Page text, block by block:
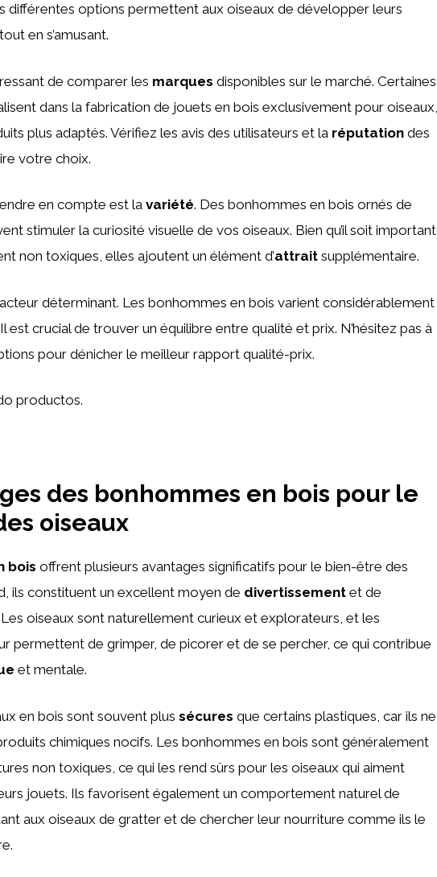
différentes options permettent aux oiseaux de développer leurs
tout en s’amusant.
de comparer les marques disponibles sur le marché. Certaines
dans la fabrication de jouets en bois exclusivement pour oiseaux,
plus adaptés. Vérifiez les avis des utilisateurs et la réputation des
votre choix.
en compte est la variété. Des bonhommes en bois ornés de
stimuler la curiosité visuelle de vos oiseaux. Bien qu’il soit important
non toxiques, elles ajoutent un élément d’attrait supplémentaire.
déterminant. Les bonhommes en bois varient considérablement
est crucial de trouver un équilibre entre qualité et prix. N’hésitez pas à
pour dénicher le meilleur rapport qualité-prix.
productos.
des bonhommes en bois pour le
oiseaux
bois offrent plusieurs avantages significatifs pour le bien-être des
ils constituent un excellent moyen de divertissement et de
oiseaux sont naturellement curieux et explorateurs, et les
permettent de grimper, de picorer et de se percher, ce qui contribue
et mentale.
en bois sont souvent plus sécures que certains plastiques, car ils ne
chimiques nocifs. Les bonhommes en bois sont généralement
non toxiques, ce qui les rend sûrs pour les oiseaux qui aiment
jouets. Ils favorisent également un comportement naturel de
aux oiseaux de gratter et de chercher leur nourriture comme ils le